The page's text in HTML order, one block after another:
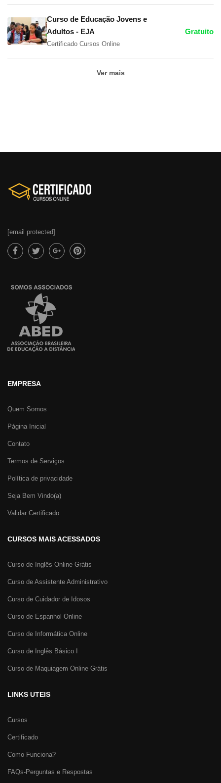
Curso de Educação Jovens e
Adultos - EJA
Certificado Cursos Online
Gratuito
Ver mais
[email protected]
EMPRESA
Quem Somos
Página Inicial
Contato
Termos de Serviços
Política de privacidade
Seja Bem Vindo(a)
Validar Certificado
CURSOS MAIS ACESSADOS
Curso de Inglês Online Grátis
Curso de Assistente Administrativo
Curso de Cuidador de Idosos
Curso de Espanhol Online
Curso de Informática Online
Curso de Inglês Básico I
Curso de Maquiagem Online Grátis
LINKS UTEIS
Cursos
Certificado
Como Funciona?
FAQs-Perguntas e Respostas